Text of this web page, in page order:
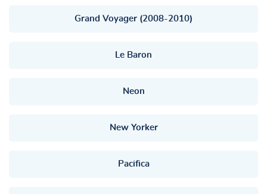
Grand Voyager (2008-2010)
Le Baron
Neon
New Yorker
Pacifica